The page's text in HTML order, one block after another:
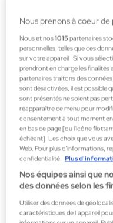
Salvelox
PANSEMENTS POUR
Trousse de premiers
3,25 €
Nous prenons à coeur
Nous et nos1015 partenaires
personnelles, telles que des
sur votre appareil . Si vous
prendront en charge les finalités
partenaires traitons des
sont désactivées, il est possible
sont présentés ne soient pas
réapparaître ce menu pour
consentement à tout moment
en bas de page [ou l'icône
échéant]. Les choix que vous
Web. Pour plus d’informations,
confidentialité. Plus
Nos équipes ainsi que
des données selon les
Utiliser des données de
caractéristiques de l’appareil